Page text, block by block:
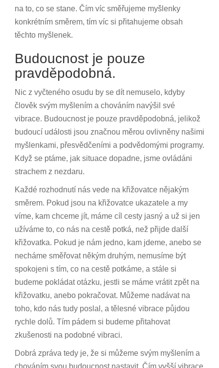
na to, co se stane. Čím víc směřujeme myšlenky
konkrétním směrem, tím víc si přitahujeme obsah
těchto myšlenek.
Budoucnost je pouze
pravděpodobná.
Nic z vyčteného osudu by se dít nemuselo, kdyby
člověk svým myšlením a chováním navýšil své
vibrace. Budoucnost je pouze pravděpodobná, jelikož
budoucí události jsou značnou měrou ovlivněny našimi
myšlenkami, přesvědčeními a podvědomými programy.
Když se ptáme, jak situace dopadne, jsme ovládáni
strachem z nezdaru.
Každé rozhodnutí nás vede na křižovatce nějakým
směrem. Pokud jsou na křižovatce ukazatele a my
víme, kam chceme jít, máme cíl cesty jasný a už si jen
užíváme to, co nás na cestě potká, než přijde další
křižovatka. Pokud je nám jedno, kam jdeme, anebo se
necháme směřovat někým druhým, nemusíme být
spokojeni s tím, co na cestě potkáme, a stále si
budeme pokládat otázku, jestli se máme vrátit zpět na
křižovatku, anebo pokračovat. Můžeme nadávat na
toho, kdo nás tudy poslal, a tělesné vibrace půjdou
rychle dolů. Tím pádem si budeme přitahovat
zkušenosti na podobné vibraci.
Dobrá zpráva tedy je, že si můžeme svým myšlením a
chováním svou budoucnost nastavit. Čím vyšší vibrace